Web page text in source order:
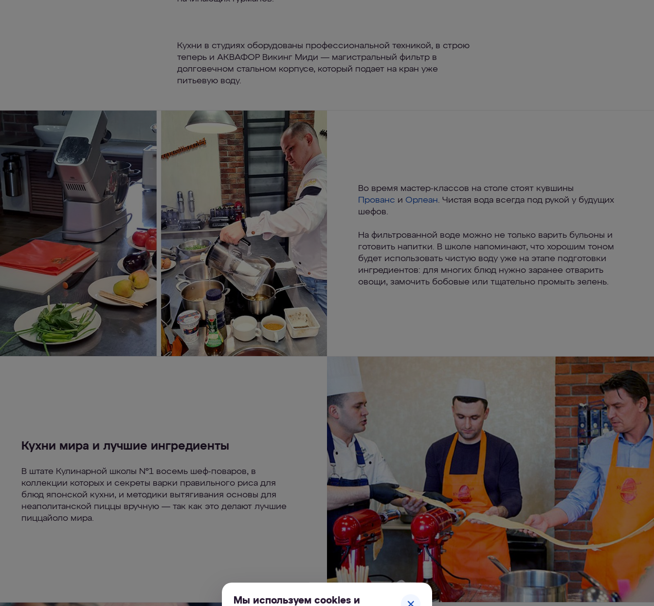
Кухни в студиях оборудованы профессиональной техникой, в строю
теперь и АКВАФОР Викинг Миди — магистральный фильтр в
долговечном стальном корпусе, который подает на кран уже
питьевую воду.
Во время мастер-классов на столе стоят кувшины
Прованс и Орлеан. Чистая вода всегда под рукой у будущих
шефов.
На фильтрованной воде можно не только варить бульоны и
готовить напитки. В школе напоминают, что хорошим тоном
будет использовать чистую воду уже на этапе подготовки
ингредиентов: для многих блюд нужно заранее отварить
овощи, замочить бобовые или тщательно промыть зелень.
Кухни мира и лучшие ингредиенты
В штате Кулинарной школы №1 восемь шеф-поваров, в
коллекции которых и секреты варки правильного риса для
блюд японской кухни, и методики вытягивания основы для
неаполитанской пиццы вручную — так как это делают лучшие
пиццайоло мира.
Мы используем cookies и